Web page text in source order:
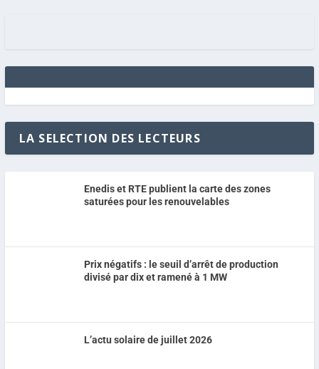
LA SELECTION DES LECTEURS
Enedis et RTE publient la carte des zones
saturées pour les renouvelables
Prix négatifs : le seuil d’arrêt de production
divisé par dix et ramené à 1 MW
L’actu solaire de juillet 2026